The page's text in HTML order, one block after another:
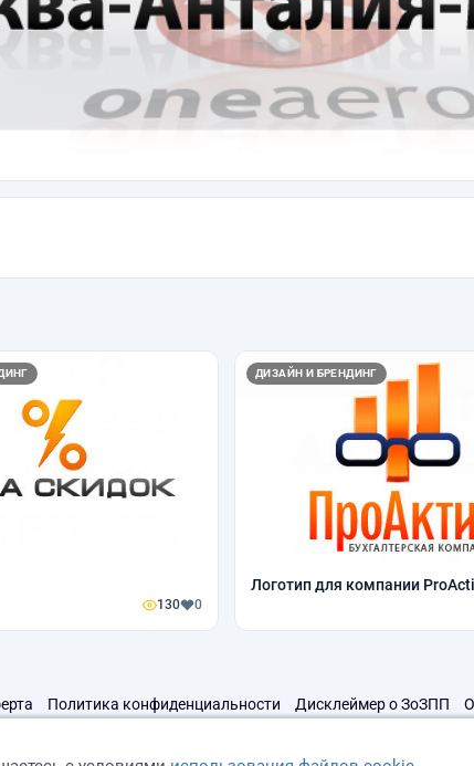
130 0
ДИЗАЙН И БРЕНДИНГ
Логотип для компании
Политика конфиденциальности Дисклеймер о ЗоЗПП